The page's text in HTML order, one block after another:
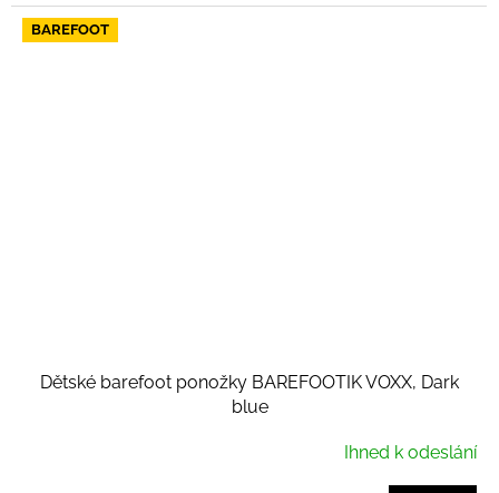
BAREFOOT
Dětské barefoot ponožky BAREFOOTIK VOXX, Dark
blue
Ihned k odeslání